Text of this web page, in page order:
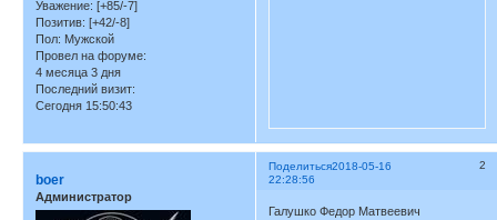
Уважение: [+85/-7]
Позитив: [+42/-8]
Пол: Мужской
Провел на форуме:
4 месяца 3 дня
Последний визит:
Сегодня 15:50:43
Поделиться 2
2018-05-16
22:28:56
boer
Администратор
Галушко Федор Матвеевич